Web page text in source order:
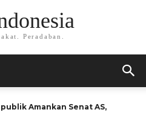
Peradaban.
Amankan Senat AS,